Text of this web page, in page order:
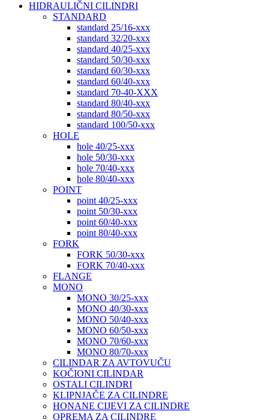
HIDRAULIČNI CILINDRI
STANDARD
standard 25/16-xxx
standard 32/20-xxx
standard 40/25-xxx
standard 50/30-xxx
standard 60/30-xxx
standard 60/40-xxx
standard 70-40-XXX
standard 80/40-xxx
standard 80/50-xxx
standard 100/50-xxx
HOLE
hole 40/25-xxx
hole 50/30-xxx
hole 70/40-xxx
hole 80/40-xxx
POINT
point 40/25-xxx
point 50/30-xxx
point 60/40-xxx
point 80/40-xxx
FORK
FORK 50/30-xxx
FORK 70/40-xxx
FLANGE
MONO
MONO 30/25-xxx
MONO 40/30-xxx
MONO 50/40-xxx
MONO 60/50-xxx
MONO 70/60-xxx
MONO 80/70-xxx
CILINDAR ZA AVTOVUČU
KOČIONI CILINDAR
OSTALI CILINDRI
KLIPNJAČE ZA CILINDRE
HONANE CIJEVI ZA CILINDRE
OPREMA ZA CILINDRE